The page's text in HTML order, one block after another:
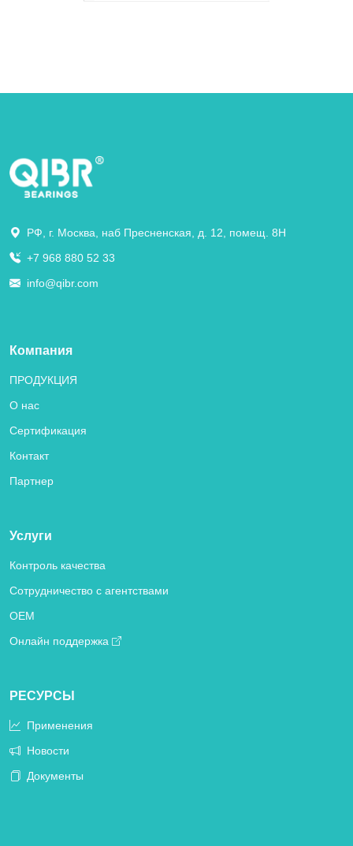
РФ, г. Москва, наб Пресненская, д. 12, помещ. 8Н
+7 968 880 52 33
info@qibr.com
Компания
ПРОДУКЦИЯ
О нас
Сертификация
Контакт
Партнер
Услуги
Контроль качества
Сотрудничество с агентствами
OEM
Онлайн поддержка
РЕСУРСЫ
Применения
Новости
Документы